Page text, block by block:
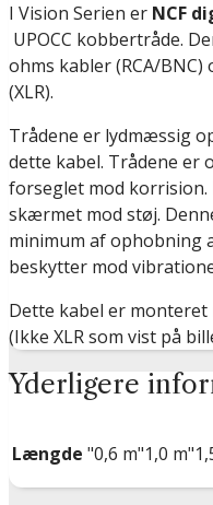
I Vision Serien er NCF
UPOCC kobbertråde.
ohms kabler (RCA/
(XLR).
Trådene er lydmæssig
dette kabel. Trådene er
forseglet mod
skærmet mod støj.
minimum af ophobning
beskytter mod
Dette kabel er monteret
(Ikke XLR som vist på
Yderligere
Længde "0,6 m"1,0